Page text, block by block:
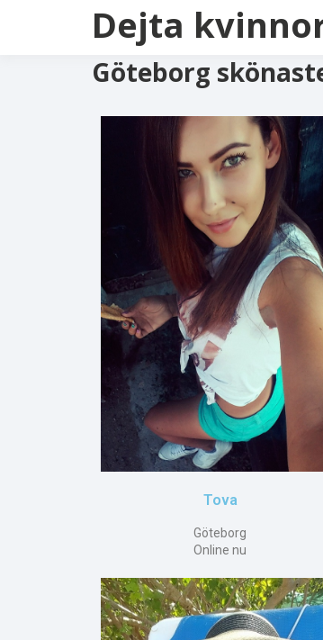
Dejta
Göteborg
Tova
Göteborg
Online nu